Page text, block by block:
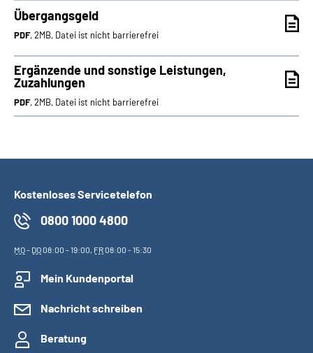
Inhalte in Gebärdensprache (DGS)
Mein Kundenportal
Übergangsgeld
PDF, 2MB, Datei ist nicht barrierefrei
Ergänzende und sonstige Leistungen,
Zuzahlungen
PDF, 2MB, Datei ist nicht barrierefrei
Kostenloses Servicetelefon
0800 1000 4800
MO- DO08:00 - 19:00, FR08:00 - 15:30
Mein Kundenportal
Nachricht schreiben
Beratung